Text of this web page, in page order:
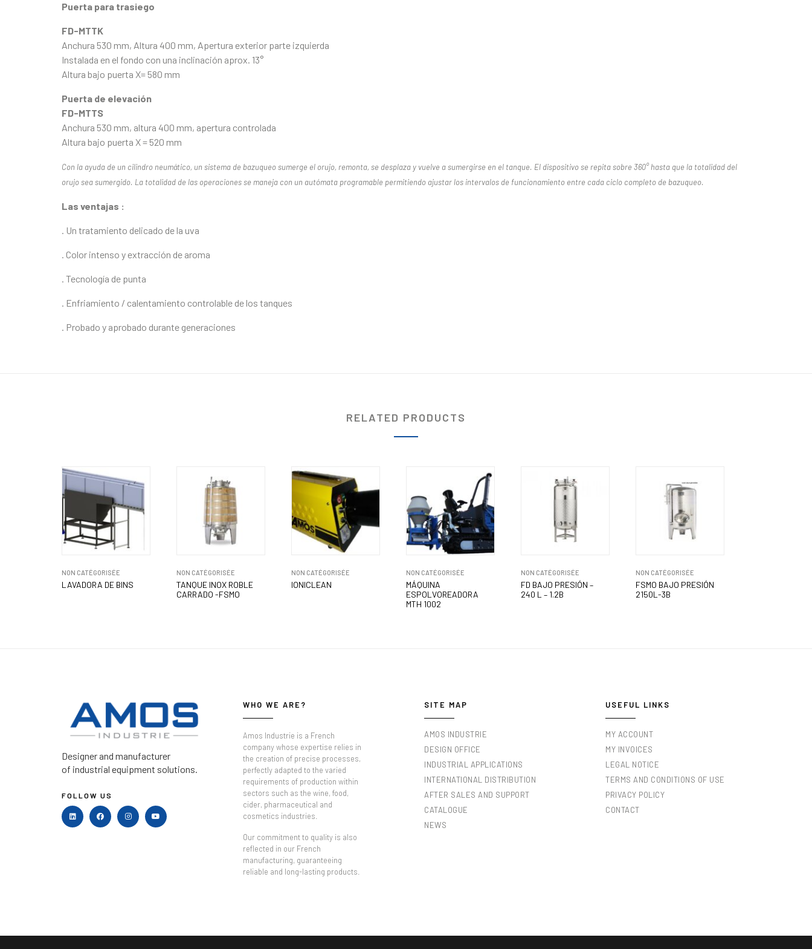
Puerta para trasiego
FD-MTTK
Anchura 530 mm, Altura 400 mm, Apertura exterior parte izquierda
Instalada en el fondo con una inclinación aprox. 13°
Altura bajo puerta X= 580 mm
Puerta de elevación
FD-MTTS
Anchura 530 mm, altura 400 mm, apertura controlada
Altura bajo puerta X = 520 mm
Con la ayuda de un cilindro neumático, un sistema de bazuqueo sumerge el orujo, remonta, se desplaza y vuelve a sumergirse en el tanque. El dispositivo se repita sobre 360° hasta que la totalidad del
orujo sea sumergido. La totalidad de las operaciones se maneja con un autómata programable permitiendo ajustar los intervalos de funcionamiento entre cada ciclo completo de bazuqueo.
Las ventajas :
. Un tratamiento delicado de la uva
. Color intenso y extracción de aroma
. Tecnología de punta
. Enfriamiento / calentamiento controlable de los tanques
. Probado y aprobado durante generaciones
RELATED PRODUCTS
NON CATÉGORISÉE
LAVADORA DE BINS
NON CATÉGORISÉE
TANQUE INOX ROBLE
CARRADO -FSMO
NON CATÉGORISÉE
IONICLEAN
NON CATÉGORISÉE
MÁQUINA
ESPOLVOREADORA
MTH 1002
NON CATÉGORISÉE
FD BAJO PRESIÓN –
240 L – 1.2B
NON CATÉGORISÉE
FSMO BAJO PRESIÓN
2150L-3B
Designer and manufacturer
of industrial equipment solutions.
FOLLOW US
WHO WE ARE?
Amos Industrie is a French
company whose expertise relies in
the creation of precise processes,
perfectly adapted to the varied
requirements of production within
sectors such as the wine, food,
cider, pharmaceutical and
cosmetics industries.
Our commitment to quality is also
reflected in our French
manufacturing, guaranteeing
reliable and long-lasting products.
SITE MAP
AMOS INDUSTRIE
DESIGN OFFICE
INDUSTRIAL APPLICATIONS
INTERNATIONAL DISTRIBUTION
AFTER SALES AND SUPPORT
CATALOGUE
NEWS
USEFUL LINKS
MY ACCOUNT
MY INVOICES
LEGAL NOTICE
TERMS AND CONDITIONS OF USE
PRIVACY POLICY
CONTACT